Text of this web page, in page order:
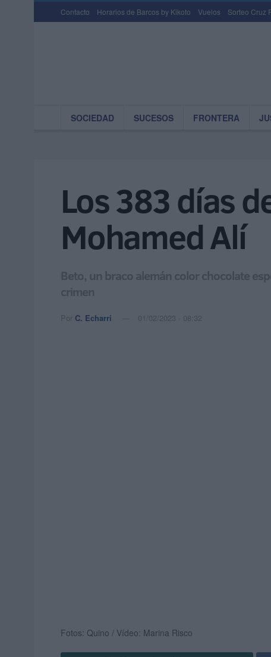
Contacto Horarios de Barcos by Kikoto Vuelos Sorteo Cruz
SOCIEDAD SUCESOS FRONTERA
Los 383 días
Mohamed Alí
Beto, un braco alemán color chocolate
crimen
Por C. Echarri 01/02/2023 - 08:32
Fotos: Quino / Vídeo: Marina Risco